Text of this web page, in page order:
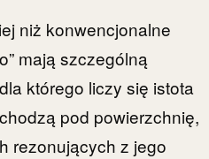
niż konwencjonalne
mają szczególną
którego liczy się istota
pod powierzchnię,
rezonujących z jego